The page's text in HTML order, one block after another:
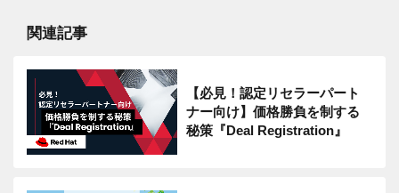
関連記事
【必見！認定リセラーパート
ナー向け】価格勝負を制する
秘策『Deal Registration』